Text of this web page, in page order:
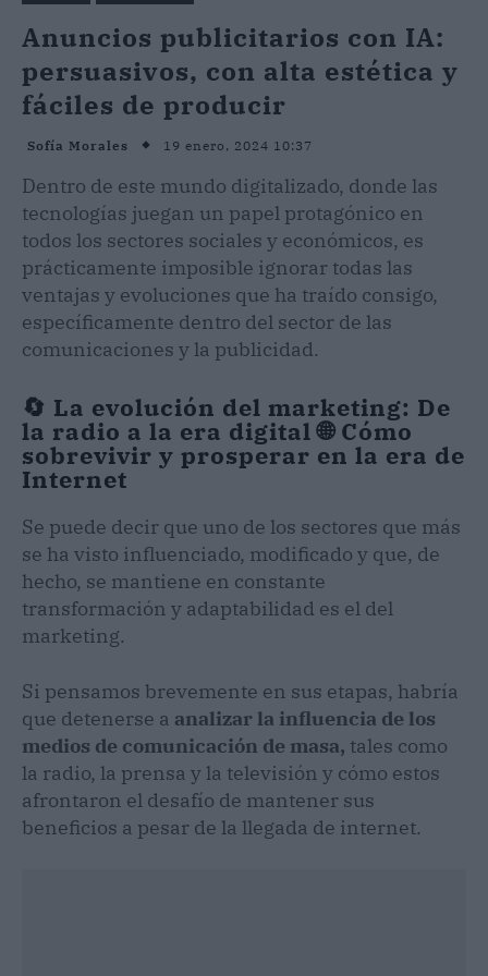
Anuncios publicitarios con IA:
persuasivos, con alta estética y
fáciles de producir
Sofía Morales 19 enero, 2024 10:37
Dentro de este mundo digitalizado, donde las
tecnologías juegan un papel protagónico en
todos los sectores sociales y económicos, es
prácticamente imposible ignorar todas las
ventajas y evoluciones que ha traído consigo,
específicamente dentro del sector de las
comunicaciones y la publicidad.
🔄 La evolución del marketing: De
la radio a la era digital 🌐 Cómo
sobrevivir y prosperar en la era de
Internet
Se puede decir que uno de los sectores que más
se ha visto influenciado, modificado y que, de
hecho, se mantiene en constante
transformación y adaptabilidad es el del
marketing.
Si pensamos brevemente en sus etapas, habría
que detenerse a analizar la influencia de los
medios de comunicación de masa, tales como
la radio, la prensa y la televisión y cómo estos
afrontaron el desafío de mantener sus
beneficios a pesar de la llegada de internet.